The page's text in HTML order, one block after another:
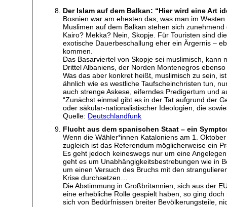
Der Islam auf dem Balkan: “Hier wird eine Art
Bosnien war am ehesten das, was man im
Muslimen auf dem Balkan stehen sich
Kairo? Mekka? Nein, Skopje. Für Touristen sind
exotische Dauerbeschallung eher ein Ärgernis –
kommen.
Das Basarviertel von Skopje sei muslimisch,
Drittel Albaniens, der Norden Montenegros
Was das aber konkret heißt, muslimisch zu sein,
ähnlich wie es westliche Taufscheinchristen tun,
auch strenge Askese, eiferndes Predigertum und
“Zunächst einmal gibt es in der Tat aufgrund der
oder säkular-nationalistischer Ideologien, die
Quelle: Deutschlandfunk
Flucht aus dem spanischen Staat – ein
Wenn die Wähler*innen Kataloniens am 1.
zugleich ist das Referendum möglicherweise ein
Es geht jedoch keineswegs nur um eine
geht es um Unabhängigkeitsbestrebungen wie in
um einen Versuch des Bruchs mit den
Krise durchsetzen…
Die Abstimmung in Großbritannien, sich aus der
eine erhebliche Rolle gespielt haben, so ging
sich von Bedürfnissen breiter Bevölkerungsteile,